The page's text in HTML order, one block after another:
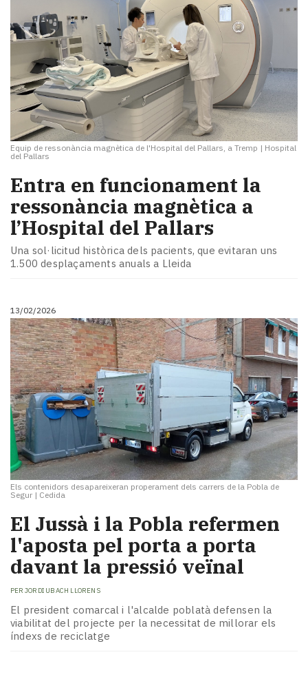
Equip de ressonància magnètica de l'Hospital del Pallars, a Tremp | Hospital
del Pallars
Entra en funcionament la
ressonància magnètica a
l’Hospital del Pallars
Una sol·licitud històrica dels pacients, que evitaran uns
1.500 desplaçaments anuals a Lleida
13/02/2026
Els contenidors desapareixeran properament dels carrers de la Pobla de
Segur | Cedida
El Jussà i la Pobla refermen
l'aposta pel porta a porta
davant la pressió veïnal
PER JORDI UBACH LLORENS
El president comarcal i l'alcalde poblatà defensen la
viabilitat del projecte per la necessitat de millorar els
índexs de reciclatge